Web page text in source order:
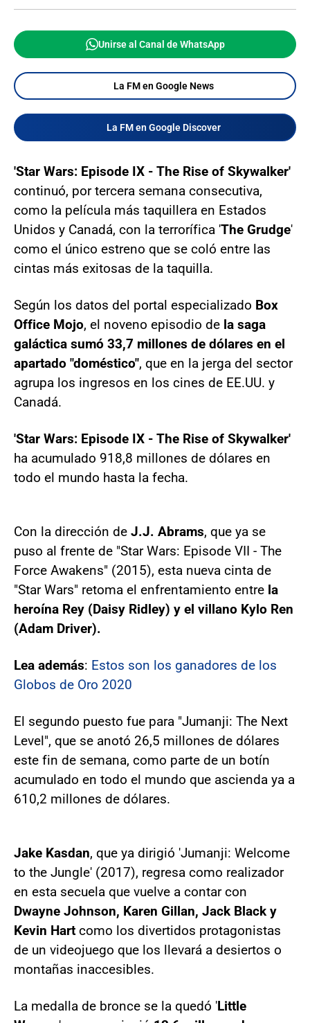
Unirse al Canal de WhatsApp
La FM en Google News
La FM en Google Discover
'Star Wars: Episode IX - The Rise of Skywalker'
continuó, por tercera semana consecutiva,
como la película más taquillera en Estados
Unidos y Canadá, con la terrorífica 'The Grudge'
como el único estreno que se coló entre las
cintas más exitosas de la taquilla.
Según los datos del portal especializado Box
Office Mojo, el noveno episodio de la saga
galáctica sumó 33,7 millones de dólares en el
apartado "doméstico", que en la jerga del sector
agrupa los ingresos en los cines de EE.UU. y
Canadá.
'Star Wars: Episode IX - The Rise of Skywalker'
ha acumulado 918,8 millones de dólares en
todo el mundo hasta la fecha.
Con la dirección de J.J. Abrams, que ya se
puso al frente de "Star Wars: Episode VII - The
Force Awakens" (2015), esta nueva cinta de
"Star Wars" retoma el enfrentamiento entre la
heroína Rey (Daisy Ridley) y el villano Kylo Ren
(Adam Driver).
Lea además: Estos son los ganadores de los
Globos de Oro 2020
El segundo puesto fue para "Jumanji: The Next
Level", que se anotó 26,5 millones de dólares
este fin de semana, como parte de un botín
acumulado en todo el mundo que ascienda ya a
610,2 millones de dólares.
Jake Kasdan, que ya dirigió 'Jumanji: Welcome
to the Jungle' (2017), regresa como realizador
en esta secuela que vuelve a contar con
Dwayne Johnson, Karen Gillan, Jack Black y
Kevin Hart como los divertidos protagonistas
de un videojuego que los llevará a desiertos o
montañas inaccesibles.
La medalla de bronce se la quedó 'Little